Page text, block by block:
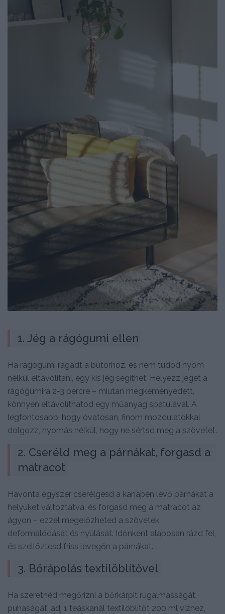
1. Jég a rágógumi ellen
Ha rágógumi ragadt a bútorhoz, és nem tudod nyom
nélkül eltávolítani, egy kis jég segíthet. Helyezz jeget a
rágógumira 2-3 percre – miután megkeményedett,
könnyen eltávolíthatod egy műanyag spatulával. A
legfontosabb, hogy óvatosan, finom mozdulatokkal
dolgozz, nyomás nélkül, hogy ne sértsd meg a szövetet.
2. Cseréld meg a párnákat, forgasd a
matracot
Havonta egyszer cserélgesd a kanapén lévő párnákat a
helyüket változtatva, és forgasd meg a matracot az
ágyon – ezzel megelőzheted a szövetek
deformálódását és nyúlását. Időnként alaposan rázd fel,
és szellőztesd friss levegőn a párnákat.
3. Bőrápolás textilöblítővel
Ha szeretnéd megőrizni a bőrkárpit rugalmasságát,
puhaságát, adj 1 teáskanál textilöblítőt 200 ml vízhez,